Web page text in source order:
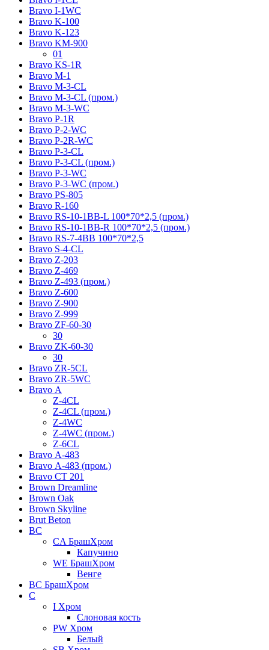
Bravo I-1WC
Bravo K-100
Bravo K-123
Bravo KM-900
01
Bravo KS-1R
Bravo M-1
Bravo M-3-CL
Bravo M-3-CL (пром.)
Bravo M-3-WC
Bravo P-1R
Bravo P-2-WC
Bravo P-2R-WC
Bravo P-3-CL
Bravo P-3-CL (пром.)
Bravo P-3-WC
Bravo P-3-WC (пром.)
Bravo PS-805
Bravo R-160
Bravo RS-10-1BB-L 100*70*2,5 (пром.)
Bravo RS-10-1BB-R 100*70*2,5 (пром.)
Bravo RS-7-4BB 100*70*2,5
Bravo S-4-CL
Bravo Z-203
Bravo Z-469
Bravo Z-493 (пром.)
Bravo Z-600
Bravo Z-900
Bravo Z-999
Bravo ZF-60-30
30
Bravo ZK-60-30
30
Bravo ZR-5CL
Bravo ZR-5WC
Bravo А
Z-4CL
Z-4CL (пром.)
Z-4WC
Z-4WC (пром.)
Z-6CL
Bravo А-483
Bravo А-483 (пром.)
Bravo СТ 201
Brown Dreamline
Brown Oak
Brown Skyline
Brut Beton
BС
CA БрашХром
Капучино
WE БрашХром
Венге
BС БрашХром
C
I Хром
Слоновая кость
PW Хром
Белый